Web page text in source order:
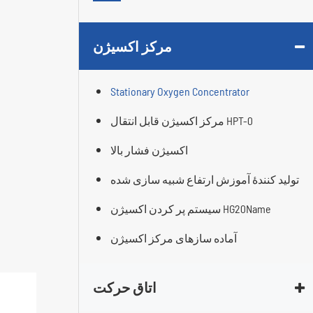
مرکز اکسیژن
Stationary Oxygen Concentrator
مرکز اکسیژن قابل انتقال HPT-0
اکسیژن فشار بالا
تولید کنندۀ آموزش ارتفاع شبیه سازی شده
سیستم پر کردن اکسیژن HG20Name
آماده سازهای مرکز اکسیژن
اتاق حرکت